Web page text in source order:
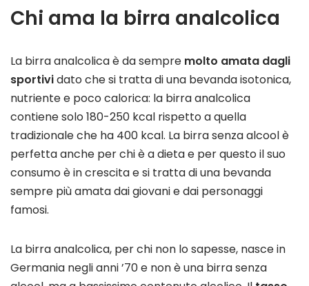
Chi ama la birra analcolica
La birra analcolica è da sempre molto amata dagli
sportividato che si tratta di una bevanda isotonica,
nutriente e poco calorica: la birra analcolica
contiene solo 180-250 kcal rispetto a quella
tradizionale che ha 400 kcal. La birra senza alcool è
perfetta anche per chi è a dieta e per questo il suo
consumo è in crescita e si tratta di una bevanda
sempre più amata dai giovani e dai personaggi
famosi.
La birra analcolica, per chi non lo sapesse, nasce in
Germania negli anni ’70 e non è una birra senza